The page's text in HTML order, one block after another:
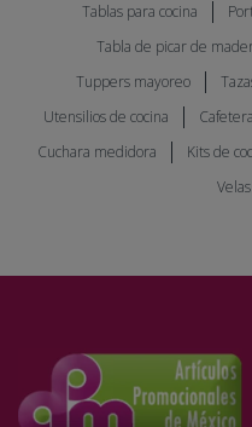
Tablas para cocina
Tabla de picar de
Tuppers mayoreo
Utensilios de cocina
Cuchara medidora
Kits de